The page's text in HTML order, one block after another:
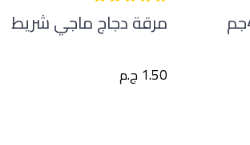
مرقة دجاج ماجي شريط
1.50 ج.م